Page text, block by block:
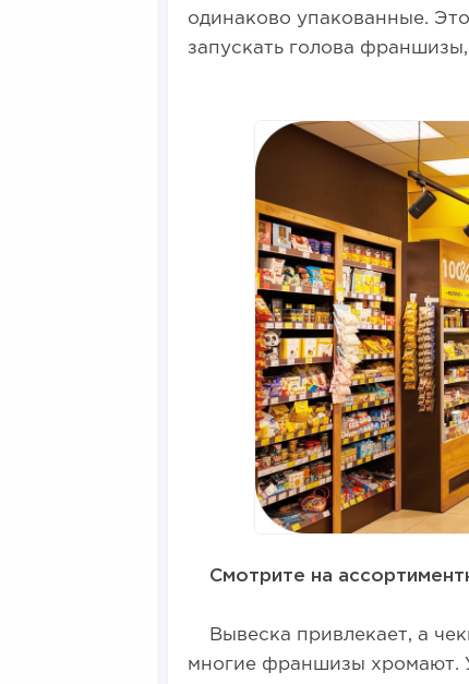
одинаково упакованные.
запускать голова
Смотрите на
Вывеска привлекает, а
многие франшизы хромают.